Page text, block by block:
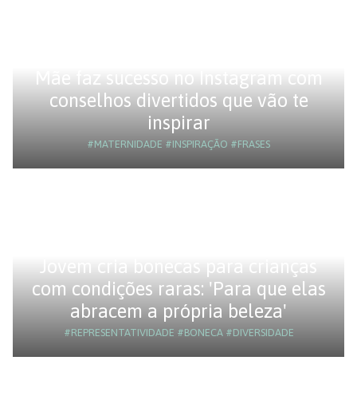
Mãe faz sucesso no Instagram com
conselhos divertidos que vão te
inspirar
#MATERNIDADE #INSPIRAÇÃO #FRASES
Jovem cria bonecas para crianças
com condições raras: 'Para que elas
abracem a própria beleza'
#REPRESENTATIVIDADE #BONECA#DIVERSIDADE